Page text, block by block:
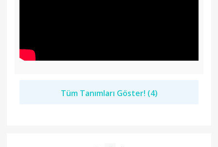
Tüm Tanımları Göster! (4)